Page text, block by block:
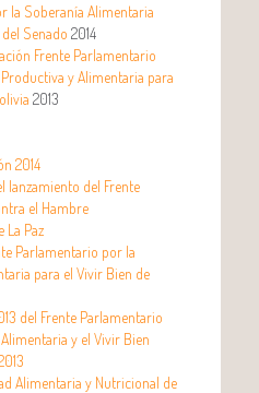
la Soberanía Alimentaria
del Senado 2014
Frente Parlamentario
y Alimentaria para
2013
2014
lanzamiento del Frente
el Hambre
La Paz
Parlamentario por la
para el Vivir Bien de
del Frente Parlamentario
y el Vivir Bien
Alimentaria y Nutricional de